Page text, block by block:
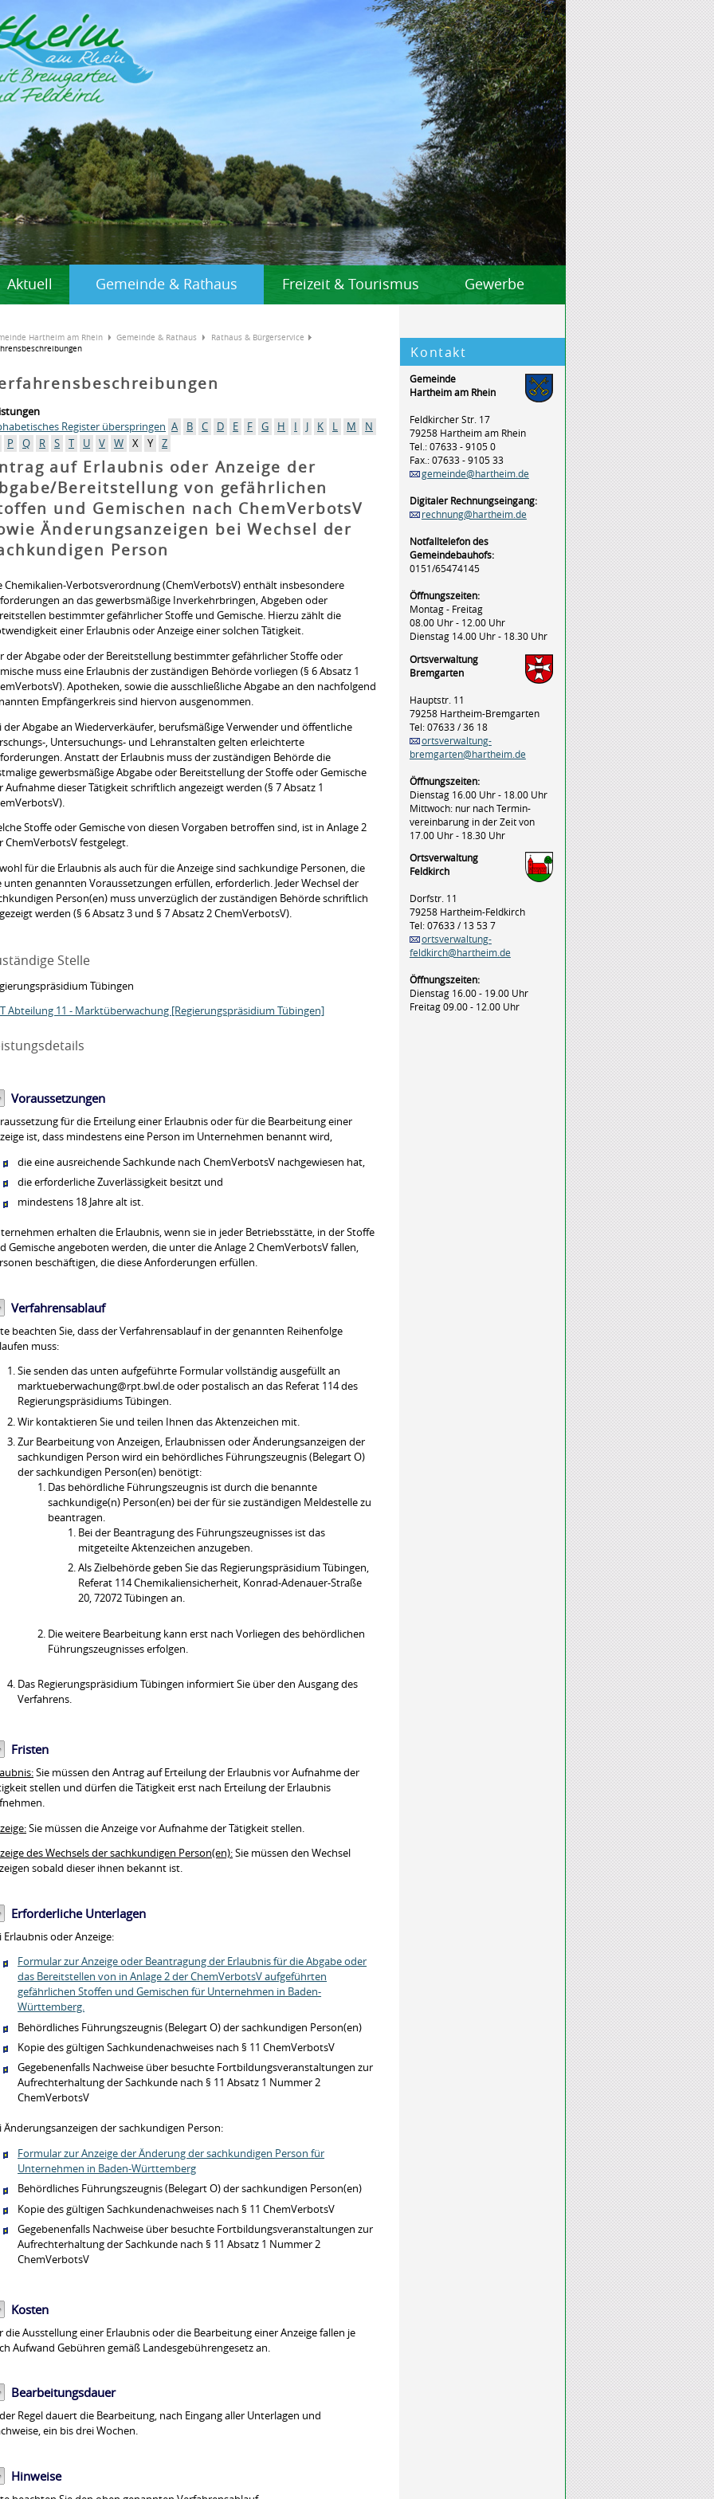
Aktuell Gemeinde & Rathaus Freizeit & Tourismus Gewerbe
Hartheim am Rhein Gemeinde & Rathaus
Rathaus & Bürgerservice
Register überspringen A B C D E F G H I J K L M
N
P
Q R S T U V W X Y Z
auf Erlaubnis oder Anzeige der
Bereitstellung von gefährlichen
und Gemischen nach ChemVerbotsV
Änderungsanzeigen bei Wechsel der
Person
Chemikalien-Verbotsverordnung (ChemVerbotsV) enthält insbesondere
an das gewerbsmäßige Inverkehrbringen, Abgeben oder
bestimmter gefährlicher Stoffe und Gemische. Hierzu zählt die
einer Erlaubnis oder Anzeige einer solchen Tätigkeit.
der Abgabe oder der Bereitstellung bestimmter gefährlicher Stoffe oder
muss eine Erlaubnis der zuständigen Behörde vorliegen (§ 6 Absatz 1
Apotheken, sowie die ausschließliche Abgabe an den nachfolgend
Empfängerkreis sind hiervon ausgenommen.
der Abgabe an Wiederverkäufer, berufsmäßige Verwender und öffentliche
, Untersuchungs- und Lehranstalten gelten erleichterte
Anstatt der Erlaubnis muss der zuständigen Behörde die
gewerbsmäßige Abgabe oder Bereitstellung der Stoffe oder Gemische
Aufnahme dieser Tätigkeit schriftlich angezeigt werden (§ 7 Absatz 1
Stoffe oder Gemische von diesen Vorgaben betroffen sind, ist in Anlage 2
ChemVerbotsV festgelegt.
für die Erlaubnis als auch für die Anzeige sind sachkundige Personen, die
unten genannten Voraussetzungen erfüllen, erforderlich. Jeder Wechsel der
Person(en) muss unverzüglich der zuständigen Behörde schriftlich
werden (§ 6 Absatz 3 und § 7 Absatz 2 ChemVerbotsV).
Stelle
Tübingen
Abteilung 11 - Marktüberwachung [Regierungspräsidium Tübingen]
Voraussetzungen
für die Erteilung einer Erlaubnis oder für die Bearbeitung einer
ist, dass mindestens eine Person im Unternehmen benannt wird,
die eine ausreichende Sachkunde nach ChemVerbotsV nachgewiesen hat,
die erforderliche Zuverlässigkeit besitzt und
mindestens 18 Jahre alt ist.
erhalten die Erlaubnis, wenn sie in jeder Betriebsstätte, in der Stoffe
Gemische angeboten werden, die unter die Anlage 2 ChemVerbotsV fallen,
beschäftigen, die diese Anforderungen erfüllen.
Verfahrensablauf
beachten Sie, dass der Verfahrensablauf in der genannten Reihenfolge
muss:
Sie senden das unten aufgeführte Formular vollständig ausgefüllt an
marktueberwachung@rpt.bwl.de oder postalisch an das Referat 114 des
Regierungspräsidiums Tübingen.
Wir kontaktieren Sie und teilen Ihnen das Aktenzeichen mit.
Zur Bearbeitung von Anzeigen, Erlaubnissen oder Änderungsanzeigen der
sachkundigen Person wird ein behördliches Führungszeugnis (Belegart O)
der sachkundigen Person(en) benötigt:
Das behördliche Führungszeugnis ist durch die benannte
sachkundige(n) Person(en) bei der für sie zuständigen Meldestelle zu
beantragen.
Bei der Beantragung des Führungszeugnisses ist das
mitgeteilte Aktenzeichen anzugeben.
Als Zielbehörde geben Sie das Regierungspräsidium Tübingen,
Referat 114 Chemikaliensicherheit, Konrad-Adenauer-Straße
20, 72072 Tübingen an.
Die weitere Bearbeitung kann erst nach Vorliegen des behördlichen
Führungszeugnisses erfolgen.
Das Regierungspräsidium Tübingen informiert Sie über den Ausgang des
Verfahrens.
Fristen
Sie müssen den Antrag auf Erteilung der Erlaubnis vor Aufnahme der
stellen und dürfen die Tätigkeit erst nach Erteilung der Erlaubnis
Sie müssen die Anzeige vor Aufnahme der Tätigkeit stellen.
des Wechsels der sachkundigen Person(en):Sie müssen den Wechsel
sobald dieser ihnen bekannt ist.
Erforderliche Unterlagen
Erlaubnis oder Anzeige:
Formular zur Anzeige oder Beantragung der Erlaubnis für die Abgabe oder
das Bereitstellen von in Anlage 2 der ChemVerbotsV aufgeführten
gefährlichen Stoffen und Gemischen für Unternehmen in Baden-
Württemberg.
Behördliches Führungszeugnis (Belegart O) der sachkundigen Person(en)
Kopie des gültigen Sachkundenachweises nach § 11 ChemVerbotsV
Gegebenenfalls Nachweise über besuchte Fortbildungsveranstaltungen zur
Aufrechterhaltung der Sachkunde nach § 11 Absatz 1 Nummer 2
ChemVerbotsV
Änderungsanzeigen der sachkundigen Person:
Formular zur Anzeige der Änderung der sachkundigen Person für
Unternehmen in Baden-Württemberg
Behördliches Führungszeugnis (Belegart O) der sachkundigen Person(en)
Kopie des gültigen Sachkundenachweises nach § 11 ChemVerbotsV
Gegebenenfalls Nachweise über besuchte Fortbildungsveranstaltungen zur
Aufrechterhaltung der Sachkunde nach § 11 Absatz 1 Nummer 2
ChemVerbotsV
Kosten
die Ausstellung einer Erlaubnis oder die Bearbeitung einer Anzeige fallen je
Aufwand Gebühren gemäß Landesgebührengesetz an.
Bearbeitungsdauer
Regel dauert die Bearbeitung, nach Eingang aller Unterlagen und
ein bis drei Wochen.
Hinweise
Kontakt
Gemeinde
Hartheim am Rhein
Feldkircher Str. 17
79258 Hartheim am Rhein
Tel.: 07633 - 9105 0
Fax.: 07633 - 9105 33
gemeinde@hartheim.de
Digitaler Rechnungseingang:
rechnung@hartheim.de
Notfalltelefon des
Gemeindebauhofs:
0151/65474145
Öffnungszeiten:
Montag - Freitag
08.00 Uhr - 12.00 Uhr
Dienstag 14.00 Uhr - 18.30 Uhr
Ortsverwaltung
Bremgarten
Hauptstr. 11
79258 Hartheim-Bremgarten
Tel: 07633 / 36 18
ortsverwaltung-
bremgarten@hartheim.de
Öffnungszeiten:
Dienstag 16.00 Uhr - 18.00 Uhr
Mittwoch: nur nach Termin-
vereinbarung in der Zeit von
17.00 Uhr - 18.30 Uhr
Ortsverwaltung
Feldkirch
Dorfstr. 11
79258 Hartheim-Feldkirch
Tel: 07633 / 13 53 7
ortsverwaltung-
feldkirch@hartheim.de
Öffnungszeiten:
Dienstag 16.00 - 19.00 Uhr
Freitag 09.00 - 12.00 Uhr